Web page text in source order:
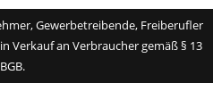
Gewerbetreibende, Freiberufler
Verkauf an Verbraucher gemäß § 13
BGB.